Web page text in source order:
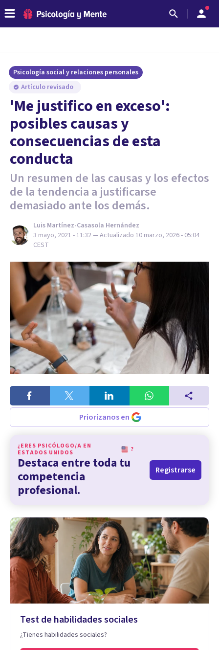
Psicología social y relaciones personales
Artículo revisado
'Me justifico en exceso':
posibles causas y
consecuencias de esta
conducta
Un resumen de las causas y los efectos
de la tendencia a justificarse
demasiado ante los demás.
Luis Martínez-Casasola Hernández
3 mayo, 2021 - 11:32— Actualizado 10 marzo, 2026 - 05:04
CEST
Priorízanos en
¿ERES PSICÓLOGO/A EN
ESTADOS UNIDOS
?
Destaca entre toda tu
competencia
profesional.
Registrarse
Test de habilidades sociales
¿Tienes habilidades sociales?